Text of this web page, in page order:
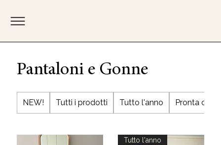
Pantaloni e Gonne
NEW! Tutti i prodotti Tutto l'anno Pronta
Tutto l'anno